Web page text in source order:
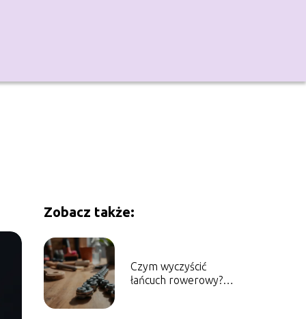
Zobacz także:
Czym wyczyścić
łańcuch rowerowy?